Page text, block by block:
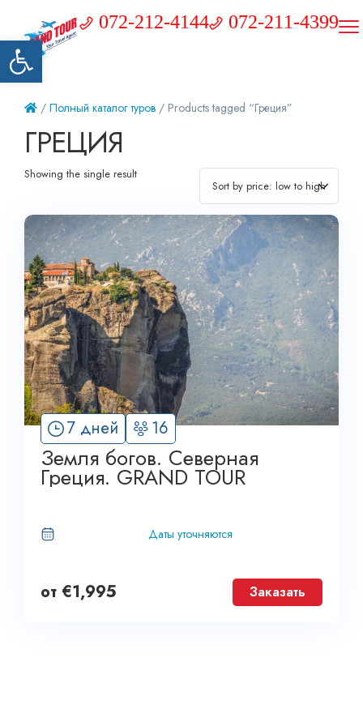
Открыть панель инструментов
072-212-4144 072-211-4399
/ Полный каталог туров / Products tagged “Греция”
ГРЕЦИЯ
Showing the single result
7 дней 16
Земля богов. Северная
Греция. GRAND TOUR
Даты уточняются
от €1,995 Заказать